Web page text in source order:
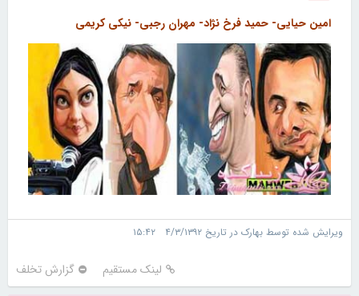
امین حیایی- حمید فرخ نژاد- مهران رجبی- نیکی کریمی
ویرایش شده توسط بهارک در تاریخ ۴/۳/۱۳۹۲ ۱۵:۴۲
لینک مستقیم گزارش تخلف